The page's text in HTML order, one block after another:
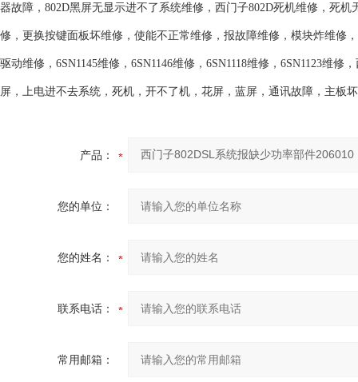
器故障，802D黑屏无显示进不了系统维修，西门子802D死机维修，死
修，更换按键面板坏维修，使能不正常维修，报故障维修，模块炸维修
驱动维修，6SN1145维修，6SN1146维修，6SN1118维修，6SN1123维
屏，上电进不去系统，死机，开不了机，花屏，蓝屏，通讯故障，主板
产品：
您的单位：
您的姓名：
联系电话：
常用邮箱：